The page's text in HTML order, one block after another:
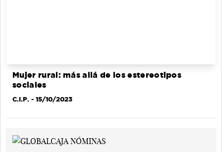
Mujer rural: más allá de los estereotipos
sociales
C.I.P. - 15/10/2023